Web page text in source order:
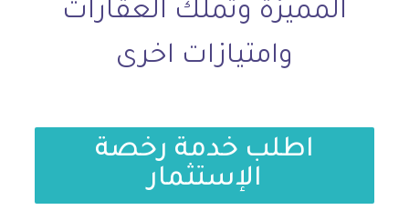
المميزة وتملك العقارات
وامتيازات اخرى
اطلب خدمة رخصة
الإستثمار